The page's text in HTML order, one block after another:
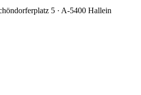
5 · A-5400 Hallein